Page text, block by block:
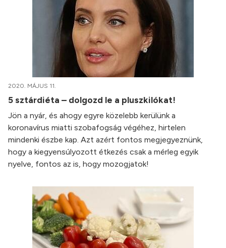
2020. MÁJUS 11.
5 sztárdiéta – dolgozd le a pluszkilókat!
Jön a nyár, és ahogy egyre közelebb kerülünk a
koronavírus miatti szobafogság végéhez, hirtelen
mindenki észbe kap. Azt azért fontos megjegyeznünk,
hogy a kiegyensúlyozott étkezés csak a mérleg egyik
nyelve, fontos az is, hogy mozogjatok!